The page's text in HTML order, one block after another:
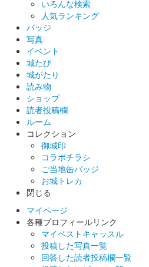
いろんな検索
人気ランキング
バッジ
写真
イベント
城たび
城がたり
読み物
ショップ
読者投稿欄
ルーム
コレクション
御城印
コラボチラシ
ご当地缶バッジ
お城トレカ
閉じる
マイページ
各種プロフィールリンク
マイベストキャッスル
投稿した写真一覧
回答した読者投稿欄一覧